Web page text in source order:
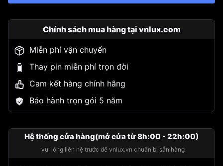
Chính sách mua hàng tại vnlux.com
Miễn phí vận chuyển
Thay pin miễn phí trọn đời
Cam kết hàng chính hãng
Bảo hành trọn gói 5 năm
Hệ thống cửa hàng(mở cửa từ 8h:00 - 22h:00)
vui lòng liên hệ trước để vnlux.vn chuẩn bị sẵn hàng